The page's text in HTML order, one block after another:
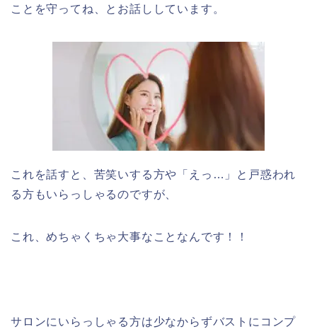
ことを守ってね、とお話ししています。
これを話すと、苦笑いする方や「えっ…」と戸惑われ
る方もいらっしゃるのですが、
これ、めちゃくちゃ大事なことなんです！！
サロンにいらっしゃる方は少なからずバストにコンプ